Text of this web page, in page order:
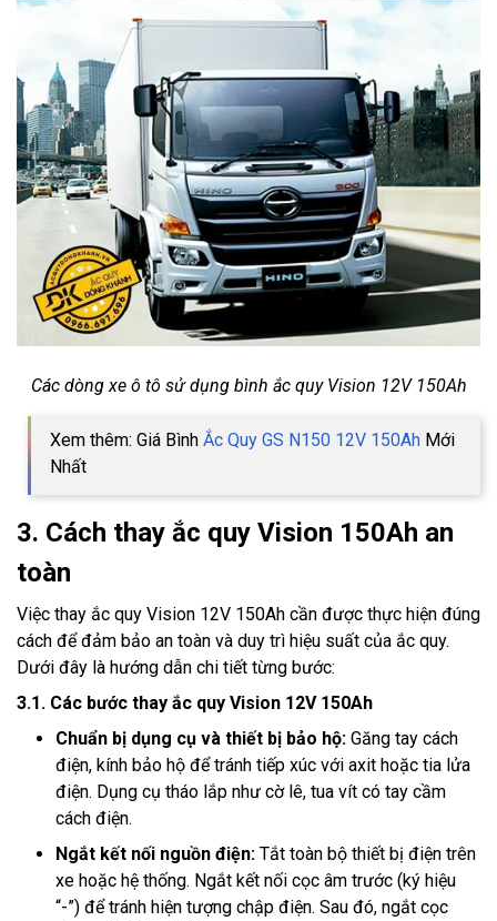
Các dòng xe ô tô sử dụng bình ắc quy Vision 12V 150Ah
Xem thêm: Giá Bình Ắc Quy GS N150 12V 150Ah Mới
Nhất
3. Cách thay ắc quy Vision 150Ah an
toàn
Việc thay ắc quy Vision 12V 150Ah cần được thực hiện đúng
cách để đảm bảo an toàn và duy trì hiệu suất của ắc quy.
Dưới đây là hướng dẫn chi tiết từng bước:
3.1. Các bước thay ắc quy Vision 12V 150Ah
Chuẩn bị dụng cụ và thiết bị bảo hộ: Găng tay cách
điện, kính bảo hộ để tránh tiếp xúc với axit hoặc tia lửa
điện. Dụng cụ tháo lắp như cờ lê, tua vít có tay cầm
cách điện.
Ngắt kết nối nguồn điện: Tắt toàn bộ thiết bị điện trên
xe hoặc hệ thống. Ngắt kết nối cọc âm trước (ký hiệu
“-”) để tránh hiện tượng chập điện. Sau đó, ngắt cọc